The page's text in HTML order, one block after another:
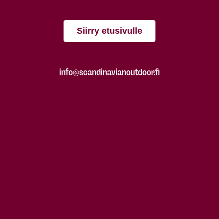
Siirry etusivulle
info@scandinavianoutdoor.fi